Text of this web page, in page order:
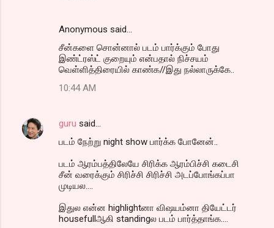
Anonymous said…
சீன்களை சொன்னால் படம் பார்க்கும் போது
இண்ட்ரஸ்ட் குறையும் என்பதால் நிச்சயம்
வெள்ளித்திரையில் காண்க//இது நல்லாருக்கே..
10:44 AM
guru said…
படம் நேற்று night show பார்க்க போனேன்..
படம் ஆரம்பத்திலேயே சிரிக்க ஆரம்பிச்சி கடைசி
சீன் வரைக்கும் சிரிச்சி சிரிச்சி அடப்போங்கப்பா
முடியல....
இதுல என்ன highlightனா விஷயம்னா தியேட்டர்
housefullஆகி standingல படம் பார்த்தாங்க....